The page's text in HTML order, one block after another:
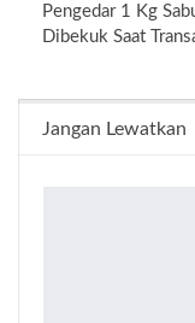
Pengedar 1 Kg
Dibekuk Saat
Jangan Lewatkan